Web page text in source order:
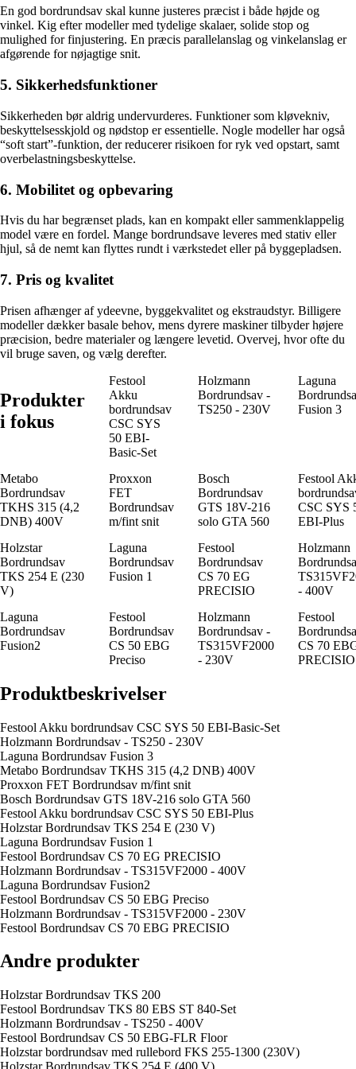
En god bordrundsav skal kunne justeres præcist i både højde og
vinkel. Kig efter modeller med tydelige skalaer, solide stop og
mulighed for finjustering. En præcis parallelanslag og vinkelanslag er
afgørende for nøjagtige snit.
5. Sikkerhedsfunktioner
Sikkerheden bør aldrig undervurderes. Funktioner som kløvekniv,
beskyttelsesskjold og nødstop er essentielle. Nogle modeller har også
“soft start”-funktion, der reducerer risikoen for ryk ved opstart, samt
overbelastningsbeskyttelse.
6. Mobilitet og opbevaring
Hvis du har begrænset plads, kan en kompakt eller sammenklappelig
model være en fordel. Mange bordrundsave leveres med stativ eller
hjul, så de nemt kan flyttes rundt i værkstedet eller på byggepladsen.
7. Pris og kvalitet
Prisen afhænger af ydeevne, byggekvalitet og ekstraudstyr. Billigere
modeller dækker basale behov, mens dyrere maskiner tilbyder højere
præcision, bedre materialer og længere levetid. Overvej, hvor ofte du
vil bruge saven, og vælg derefter.
Produkter
i fokus
Festool
Akku
bordrundsav
CSC SYS
50 EBI-
Basic-Set
Holzmann
Bordrundsav -
TS250 - 230V
Laguna
Fusion 3
Metabo
Bordrundsav
TKHS 315 (4,2
DNB) 400V
Proxxon
FET
Bordrundsav
m/fint snit
Bosch
Bordrundsav
GTS 18V-216
solo GTA 560
Festool
CSC SYS
EBI-Plus
Holzstar
Bordrundsav
TKS 254 E (230
V)
Laguna
Bordrundsav
Fusion 1
Festool
Bordrundsav
CS 70 EG
PRECISIO
Holzmann
- 400V
Laguna
Bordrundsav
Fusion2
Festool
Bordrundsav
CS 50 EBG
Preciso
Holzmann
Bordrundsav -
TS315VF2000
- 230V
Festool
CS 70
PRECISIO
Produktbeskrivelser
Festool Akku bordrundsav CSC SYS 50 EBI-Basic-Set
Holzmann Bordrundsav - TS250 - 230V
Laguna Bordrundsav Fusion 3
Metabo Bordrundsav TKHS 315 (4,2 DNB) 400V
Proxxon FET Bordrundsav m/fint snit
Bosch Bordrundsav GTS 18V-216 solo GTA 560
Festool Akku bordrundsav CSC SYS 50 EBI-Plus
Holzstar Bordrundsav TKS 254 E (230 V)
Laguna Bordrundsav Fusion 1
Festool Bordrundsav CS 70 EG PRECISIO
Holzmann Bordrundsav - TS315VF2000 - 400V
Laguna Bordrundsav Fusion2
Festool Bordrundsav CS 50 EBG Preciso
Holzmann Bordrundsav - TS315VF2000 - 230V
Festool Bordrundsav CS 70 EBG PRECISIO
Andre produkter
Holzstar Bordrundsav TKS 200
Festool Bordrundsav TKS 80 EBS ST 840-Set
Holzmann Bordrundsav - TS250 - 400V
Festool Bordrundsav CS 50 EBG-FLR Floor
Holzstar bordrundsav med rullebord FKS 255-1300 (230V)